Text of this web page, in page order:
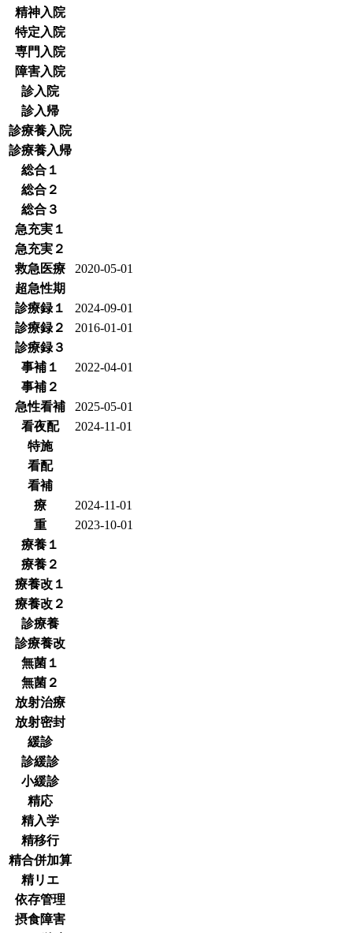
精神入院
特定入院
専門入院
障害入院
診入院
診入帰
診療養入院
診療養入帰
総合１
総合２
総合３
急充実１
急充実２
救急医療
2020-05-01
超急性期
診療録１
2024-09-01
診療録２
2016-01-01
診療録３
事補１
2022-04-01
事補２
急性看補
2025-05-01
看夜配
2024-11-01
特施
看配
看補
療
2024-11-01
重
2023-10-01
療養１
療養２
療養改１
療養改２
診療養
診療養改
無菌１
無菌２
放射治療
放射密封
緩診
診緩診
小緩診
精応
精入学
精移行
精合併加算
精リエ
依存管理
摂食障害